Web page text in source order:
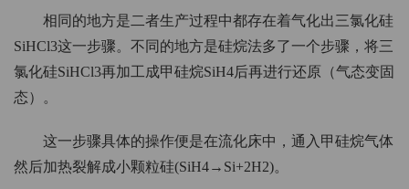
相同的地方是二者生产过程中都存在着气化出三氯化硅
SiHCl3这一步骤。不同的地方是硅烷法多了一个步骤，将三
氯化硅SiHCl3再加工成甲硅烷SiH4后再进行还原（气态变固
态）。
这一步骤具体的操作便是在流化床中，通入甲硅烷气体
然后加热裂解成小颗粒硅(SiH4→Si+2H2)。